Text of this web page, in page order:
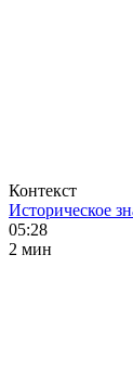
Контекст
Историческое
05:28
2 мин